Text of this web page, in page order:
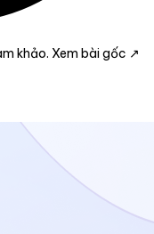
khảo. Xem bài gốc ↗